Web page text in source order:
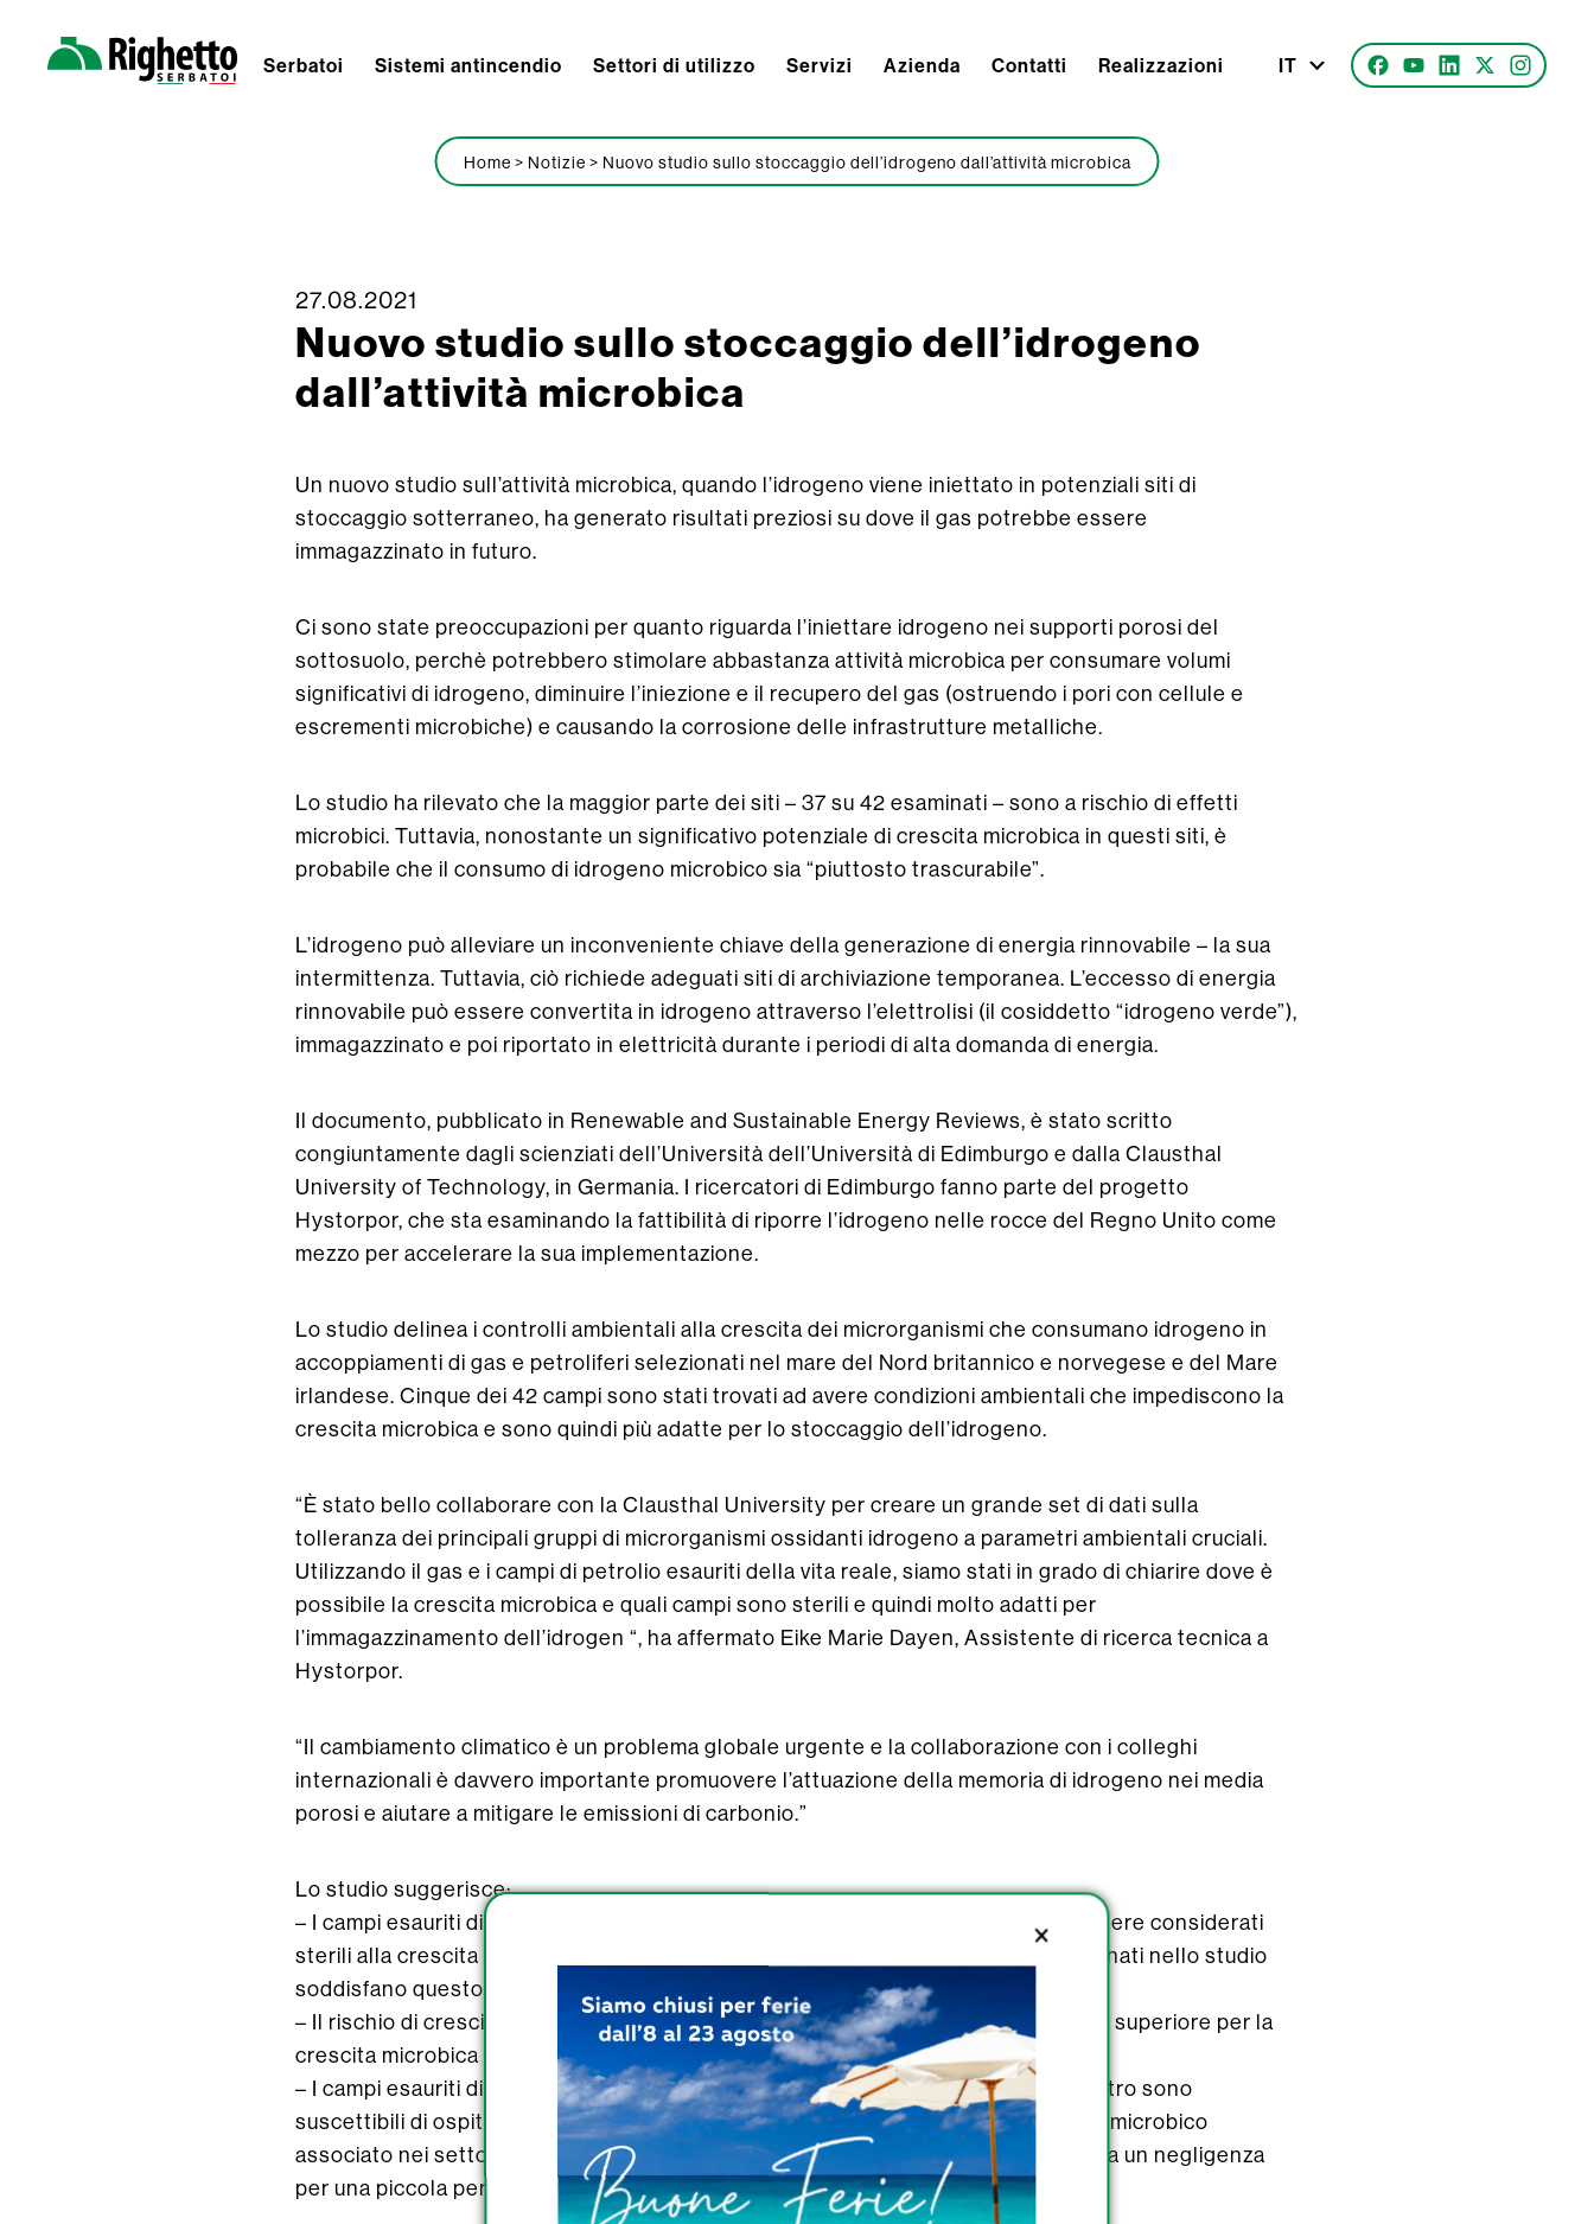
Serbatoi Sistemi antincendio Settori di utilizzo Servizi Azienda Contatti Realizzazioni IT
Home > Notizie > Nuovo studio sullo stoccaggio dell’idrogeno dall’attività microbica
27.08.2021
Nuovo studio sullo stoccaggio dell’idrogeno
dall’attività microbica
Un nuovo studio sull’attività microbica, quando l’idrogeno viene iniettato in potenziali siti di
stoccaggio sotterraneo, ha generato risultati preziosi su dove il gas potrebbe essere
immagazzinato in futuro.
Ci sono state preoccupazioni per quanto riguarda l’iniettare idrogeno nei supporti porosi del
sottosuolo, perchè potrebbero stimolare abbastanza attività microbica per consumare volumi
significativi di idrogeno, diminuire l’iniezione e il recupero del gas (ostruendo i pori con cellule e
escrementi microbiche) e causando la corrosione delle infrastrutture metalliche.
Lo studio ha rilevato che la maggior parte dei siti – 37 su 42 esaminati – sono a rischio di effetti
microbici. Tuttavia, nonostante un significativo potenziale di crescita microbica in questi siti, è
probabile che il consumo di idrogeno microbico sia “piuttosto trascurabile”.
L’idrogeno può alleviare un inconveniente chiave della generazione di energia rinnovabile – la sua
intermittenza. Tuttavia, ciò richiede adeguati siti di archiviazione temporanea. L’eccesso di energia
rinnovabile può essere convertita in idrogeno attraverso l’elettrolisi (il cosiddetto “idrogeno verde”),
immagazzinato e poi riportato in elettricità durante i periodi di alta domanda di energia.
Il documento, pubblicato in Renewable and Sustainable Energy Reviews, è stato scritto
congiuntamente dagli scienziati dell’Università dell’Università di Edimburgo e dalla Clausthal
University of Technology, in Germania. I ricercatori di Edimburgo fanno parte del progetto
Hystorpor, che sta esaminando la fattibilità di riporre l’idrogeno nelle rocce del Regno Unito come
mezzo per accelerare la sua implementazione.
Lo studio delinea i controlli ambientali alla crescita dei microrganismi che consumano idrogeno in
accoppiamenti di gas e petroliferi selezionati nel mare del Nord britannico e norvegese e del Mare
irlandese. Cinque dei 42 campi sono stati trovati ad avere condizioni ambientali che impediscono la
crescita microbica e sono quindi più adatte per lo stoccaggio dell’idrogeno.
“È stato bello collaborare con la Clausthal University per creare un grande set di dati sulla
tolleranza dei principali gruppi di microrganismi ossidanti idrogeno a parametri ambientali cruciali.
Utilizzando il gas e i campi di petrolio esauriti della vita reale, siamo stati in grado di chiarire dove è
possibile la crescita microbica e quali campi sono sterili e quindi molto adatti per
l’immagazzinamento dell’idrogen “, ha affermato Eike Marie Dayen, Assistente di ricerca tecnica a
Hystorpor.
“Il cambiamento climatico è un problema globale urgente e la collaborazione con i colleghi
internazionali è davvero importante promuovere l’attuazione della memoria di idrogeno nei media
porosi e aiutare a mitigare le emissioni di carbonio.”
Lo studio suggerisce:
– I campi esauriti di petrolio e gas con temperature superiori a 122°C possono essere considerati
sterili alla crescita microbica. Cinque su 42 campi gas e petroliferi esauriti selezionati nello studio
soddisfano questo criterio.
– Il rischio di crescita microbica è ridotto a salinità estreme, ma un limite di salinità superiore per la
crescita microbica non è ancora stato definito.
– I campi esauriti di petrolio e gas con bassa salinità, bassa temperatura e pH neutro sono
suscettibili di ospitare una sostanziale crescita microbica. Il consumo di idrogeno microbico
associato nei settori con condizioni ambientali favorevoli è stimato che costituisca un negligenza
per una piccola percentuale dell’idrogeno immagazzinato (<0,01-3,2%).